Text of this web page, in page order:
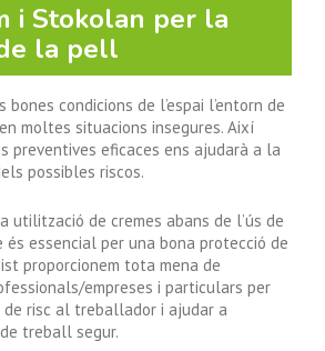
i Stokolan per la
la pell
bones condicions de l’espai l’entorn de
moltes situacions insegures. Així
preventives eficaces ens ajudarà a la
possibles riscos.
utilització de cremes abans de l’ús de
essencial per una bona protecció de
proporcionem tota mena de
empreses i particulars per
risc al treballador i ajudar a
treball segur.